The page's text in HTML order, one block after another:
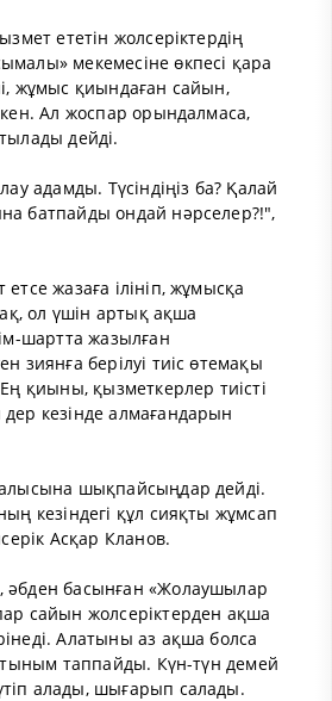
ететін жолсеріктердің
мекемесіне өкпесі қара
жұмыс қиындаған сайын,
Ал жоспар орындалмаса,
дейді.
адамды. Түсіндіңіз ба? Қалай
батпайды ондай нәрселер?!",
жазаға ілініп, жұмысқа
ол үшін артық ақша
шартта жазылған
зиянға берілуі тиіс өтемақы
қиыны, қызметкерлер тиісті
кезінде алмағандарын
шықпайсыңдар дейді.
кезіндегі құл сияқты жұмсап
Асқар Кланов.
басынған «Жолаушылар
сайын жолсеріктерден ақша
Алатыны аз ақша болса
тыным таппайды. Күн-түн демей
алады, шығарып салады.